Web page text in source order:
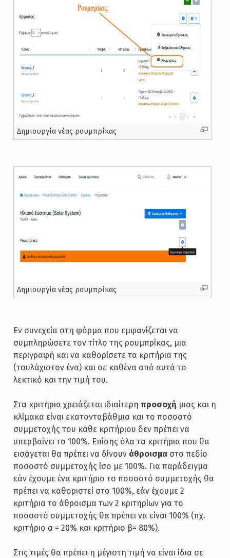
Δημιουργία νέας ρουμπρίκας
Δημιουργία νέας ρουμπρίκας
Εν συνεχεία στη φόρμα που εμφανίζεται να
συμπληρώσετε τον τίτλο της ρουμπρίκας, μια
περιγραφή και να καθορίσετε τα κριτήρια της
(τουλάχιστον ένα) και σε καθένα από αυτά το
λεκτικό και την τιμή του.
Στα κριτήρια χρειάζεται ιδιαίτερη προσοχή μιας και η
κλίμακα είναι εκατονταβάθμια και το ποσοστό
συμμετοχής του κάθε κριτήριου δεν πρέπει να
υπερβαίνει το 100%. Επίσης όλα τα κριτήρια που θα
εισάγεται θα πρέπει να δίνουν άθροισμαστο πεδίο
ποσοστό συμμετοχής ίσο με 100%. Για παράδειγμα
εάν έχουμε ένα κριτήριο το ποσοστό συμμετοχής θα
πρέπει να καθοριστεί στο 100%, εάν έχουμε 2
κριτήρια το άθροισμα των 2 κριτηρίων για το
ποσοστό συμμετοχής θα πρέπει να είναι 100% (πχ.
κριτήριο α = 20% και κριτήριο β= 80%).
Στις τιμές θα πρέπει η μέγιστη τιμή να είναι ίδια σε